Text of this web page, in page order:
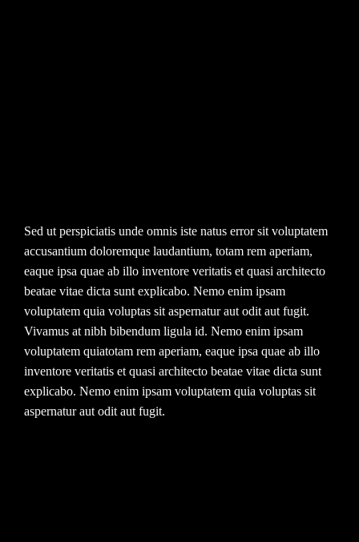
Sed ut perspiciatis unde omnis iste natus error sit voluptatem
accusantium doloremque laudantium, totam rem aperiam,
eaque ipsa quae ab illo inventore veritatis et quasi architecto
beatae vitae dicta sunt explicabo. Nemo enim ipsam
voluptatem quia voluptas sit aspernatur aut odit aut fugit.
Vivamus at nibh bibendum ligula id. Nemo enim ipsam
voluptatem quiatotam rem aperiam, eaque ipsa quae ab illo
inventore veritatis et quasi architecto beatae vitae dicta sunt
explicabo. Nemo enim ipsam voluptatem quia voluptas sit
aspernatur aut odit aut fugit.